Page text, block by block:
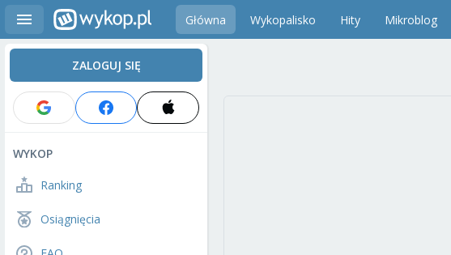
Główna Wykopalisko Hity Mikroblog
ZALOGUJ SIĘ
WYKOP
Ranking
Osiągnięcia